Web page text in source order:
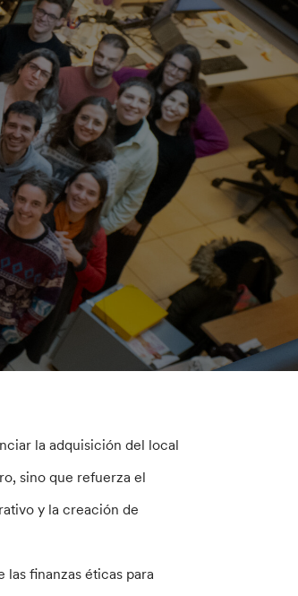
la adquisición del local
sino que refuerza el
y la creación de
las finanzas éticas para